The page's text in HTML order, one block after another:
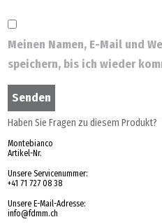
Meinen Namen, E-Mail und
speichern, bis ich wieder
Haben Sie Fragen zu diesem Produkt?
Montebianco
Artikel-Nr.
Unsere Servicenummer:
+41 71 727 08 38
Unsere E-Mail-Adresse:
info@fdmm.ch